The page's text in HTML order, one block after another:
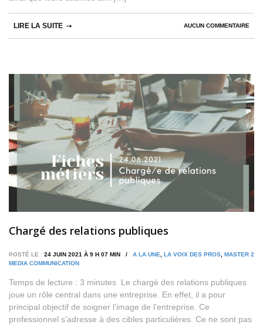
AUCUN COMMENTAIRE
LIRE LA SUITE
Chargé des relations publiques
POSTÉ LE : 24 JUIN 2021 À 9 H 07 MIN / A LA UNE, LA VOIX DES PROS, MASTER 2
MEDIA COMMUNICATION
Temps de lecture : 3 minutes Le chargé des relations publiques
joue un rôle central dans une entreprise. En effet, il a pour
principal objectif de soigner l’image de l’entreprise. Ce
professionnel s’adresse à des cibles particulières. Ce ne sont pas